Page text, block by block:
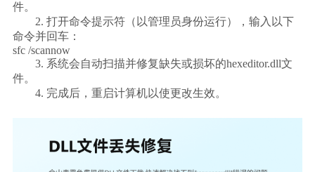
件。
命令并回车：
sfc /scannow
件。
        4. 完成后，重启计算机以使更改生效。